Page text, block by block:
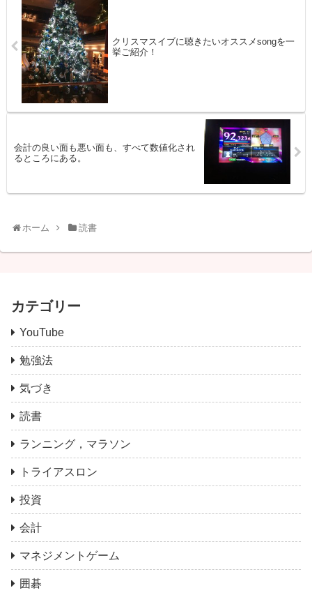
クリスマスイブに聴きたいオススメsongを一
挙ご紹介！
会計の良い面も悪い面も、すべて数値化され
るところにある。
ホーム 読書
カテゴリー
YouTube
勉強法
気づき
読書
ランニング，マラソン
トライアスロン
投資
会計
マネジメントゲーム
囲碁